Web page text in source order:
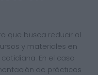
que busca reducir al
y materiales en
En el caso
de prácticas